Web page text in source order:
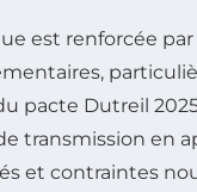
est renforcée par
pacte Dutreil
transmission en
et contraintes